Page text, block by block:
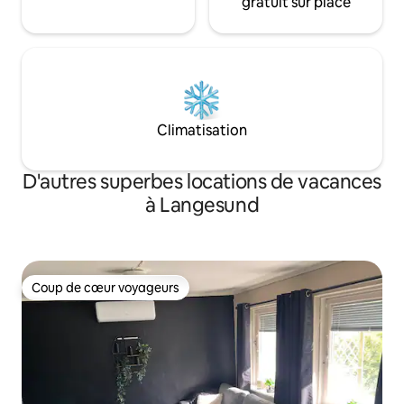
Climatisation
D'autres superbes locations de vacances
à Langesund
Coup de cœur voyageurs
Coup de cœur voyageurs